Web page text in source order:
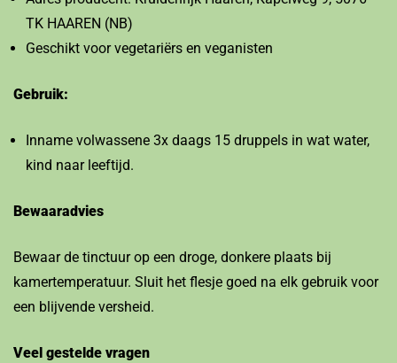
TK HAAREN (NB)
Geschikt voor vegetariërs en veganisten
Gebruik:
Inname volwassene 3x daags 15 druppels in wat water,
kind naar leeftijd.
Bewaaradvies
Bewaar de tinctuur op een droge, donkere plaats bij
kamertemperatuur. Sluit het flesje goed na elk gebruik voor
een blijvende versheid.
Veel gestelde vragen